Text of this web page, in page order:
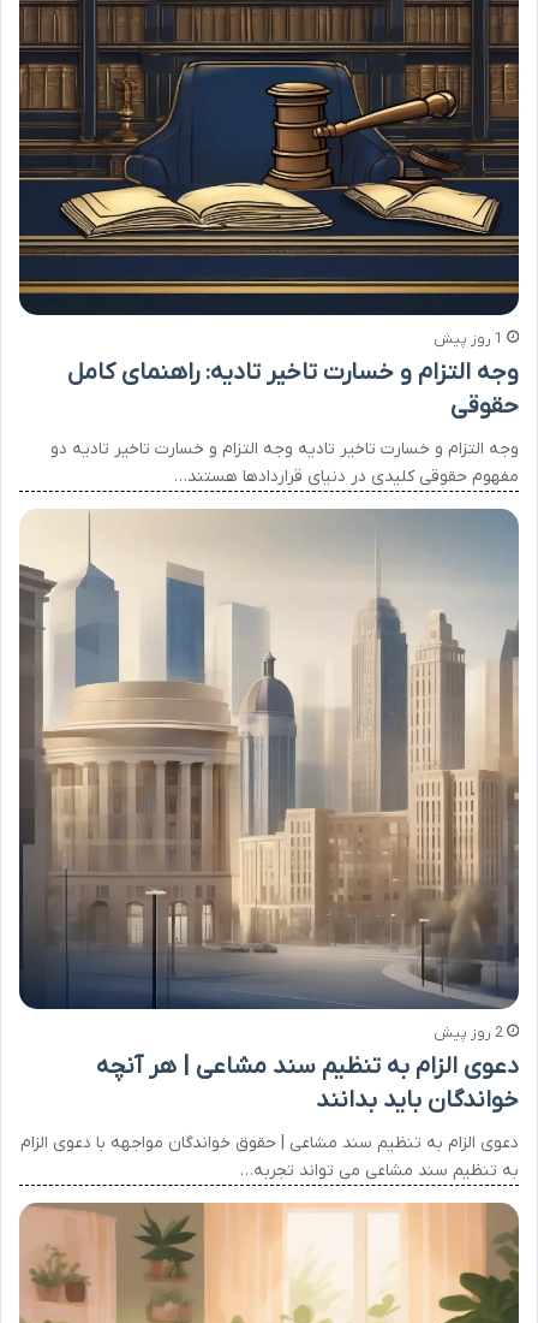
1 روز پیش
وجه التزام و خسارت تاخیر تادیه: راهنمای کامل
حقوقی
وجه التزام و خسارت تاخیر تادیه وجه التزام و خسارت تاخیر تادیه دو
مفهوم حقوقی کلیدی در دنیای قراردادها هستند…
2 روز پیش
دعوی الزام به تنظیم سند مشاعی | هر آنچه
خواندگان باید بدانند
دعوی الزام به تنظیم سند مشاعی | حقوق خواندگان مواجهه با دعوی الزام
به تنظیم سند مشاعی می تواند تجربه…